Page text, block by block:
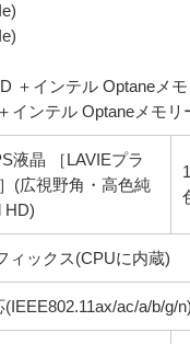
＋インテル Optaneメ
インテル Optaneメモリ
液晶 ［LAVIEプラ
(広視野角・高色純
HD)
ィックス(CPUに内蔵)
ac/a/b/g/